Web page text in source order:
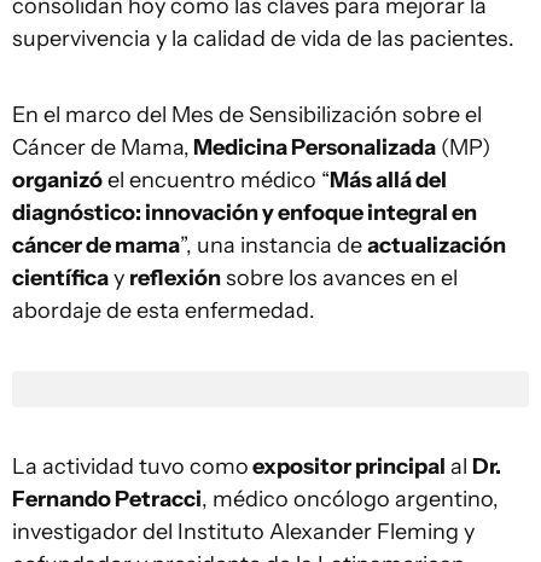
consolidan hoy como las claves para mejorar la
supervivencia y la calidad de vida de las pacientes.
En el marco del Mes de Sensibilización sobre el
Cáncer de Mama, Medicina Personalizada (MP)
organizóel encuentro médico “Más allá del
diagnóstico: innovación y enfoque integral en
cáncer de mama”, una instancia deactualización
científicay reflexiónsobre los avances en el
abordaje de esta enfermedad.
La actividad tuvo comoexpositor principal al Dr.
Fernando Petracci, médico oncólogo argentino,
investigador del Instituto Alexander Fleming y